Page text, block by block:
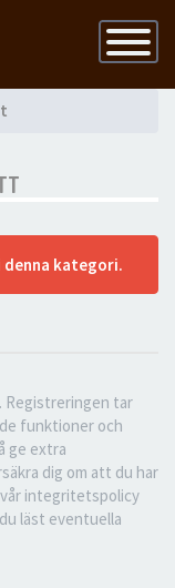
Slå
på
kategori.
Registreringen tar
funktioner och
ge extra
dig om att du har
integritetspolicy
läst eventuella